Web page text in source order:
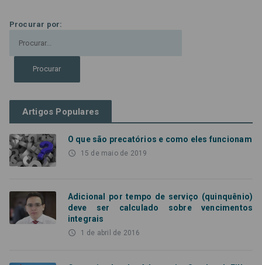
Procurar por:
Artigos Populares
O que são precatórios e como eles funcionam
access_time 15 de maio de 2019
Adicional por tempo de serviço (quinquênio)
deve ser calculado sobre vencimentos
integrais
access_time 1 de abril de 2016